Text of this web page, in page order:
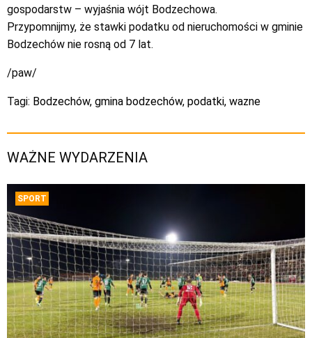
gospodarstw – wyjaśnia wójt Bodzechowa.
Przypomnijmy, że stawki podatku od nieruchomości w gminie
Bodzechów nie rosną od 7 lat.
/paw/
Tagi: Bodzechów, gmina bodzechów, podatki, wazne
WAŻNE WYDARZENIA
SPORT